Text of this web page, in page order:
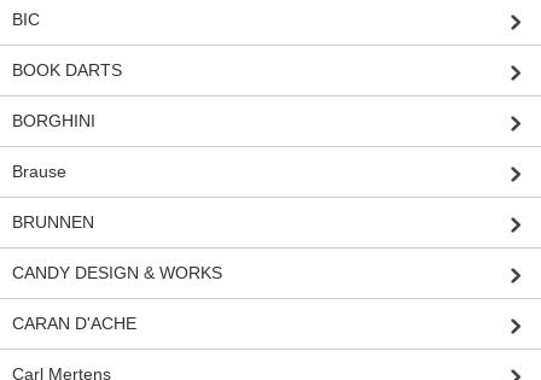
BIC
BOOK DARTS
BORGHINI
Brause
BRUNNEN
CANDY DESIGN & WORKS
CARAN D'ACHE
Carl Mertens